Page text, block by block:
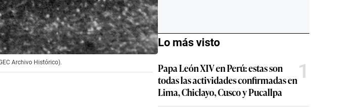
Archivo Histórico).
Lo más visto
Papa León XIV en Perú: estas son
todas las actividades confirmadas en
Lima, Chiclayo, Cusco y Pucallpa
1